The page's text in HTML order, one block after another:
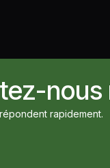
nous
rapidement.